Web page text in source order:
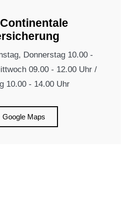
Donnerstag 10.00 -
09.00 - 12.00 Uhr /
10.00 - 14.00 Uhr
Google Maps